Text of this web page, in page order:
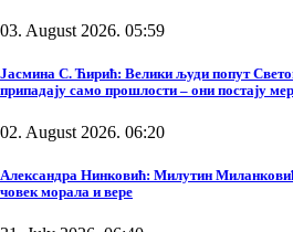
03. August 2026. 05:59
Јасмина С. Ћирић: Велики људи попут
припадају само прошлости – они постају
02. August 2026. 06:20
Александра Нинковић: Милутин
човек морала и вере